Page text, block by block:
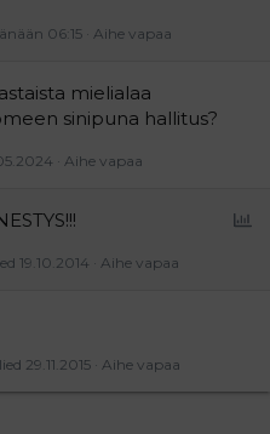
Aihe vapaa
06:15
mielialaa
sinipuna hallitus?
Aihe vapaa
Aihe vapaa
19.10.2014
Aihe vapaa
29.11.2015